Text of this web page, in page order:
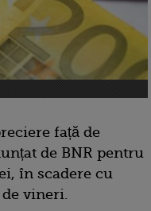
față de
de BNR pentru
în scadere cu
de vineri.